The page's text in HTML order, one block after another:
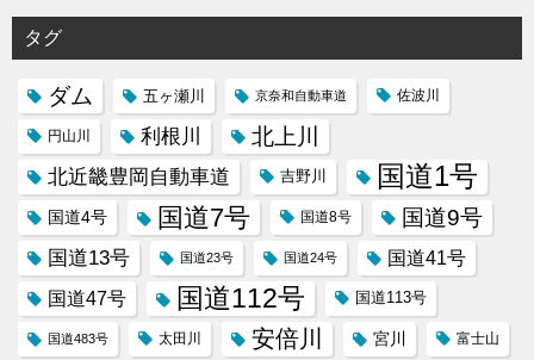
タグ
ダム 五ヶ瀬川 京奈和自動車道 佐波川
円山川 利根川 北上川
北近畿豊岡自動車道 吉野川 国道1号
国道4号 国道7号 国道8号 国道9号
国道13号 国道23号 国道24号 国道41号
国道47号 国道112号 国道113号
国道483号 太田川 安倍川 宮川 富士山